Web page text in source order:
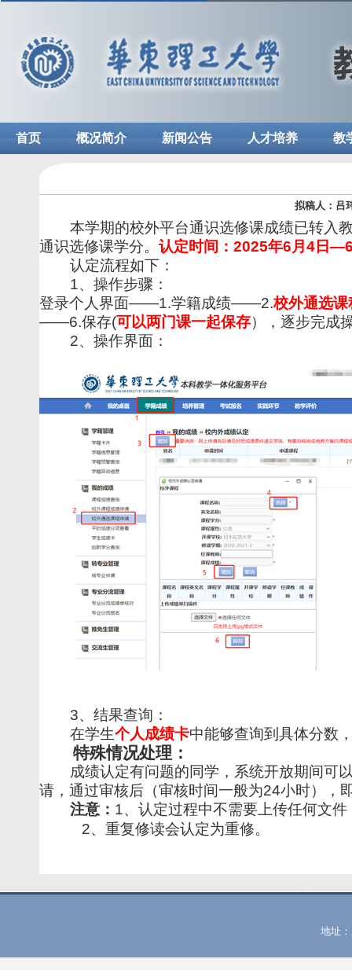
首页 概况简介 新闻公告 人才培养 教
拟稿人：吕
本学期的校外平台通识选修课成绩已转入
通识选修课学分。 认定时间： 2025年6月 4 日—
认定流程如下：
1、操作步骤：
登录个人界面——1.学籍成绩——2.校外通选
——6.保存(可以两门课一起保存），逐步完成
2、操作界面：
3、结果查询：
在学生个人成绩卡中能够查询到具体分数
特殊情况处理：
成绩认定有问题的同学，系统开放期间可
请，通过审核后（审核时间一般为24小时），
注意： 1、认定过程中不需要上传任何文件
2、重复修读会认定为重修。
地址